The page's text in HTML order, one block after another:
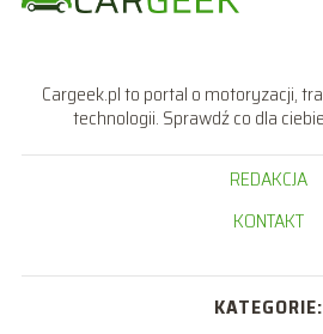
Cargeek.pl to portal o motoryzacji,
technologii. Sprawdź co dla
REDAKCJA
KONTAKT
KATEGORIE: